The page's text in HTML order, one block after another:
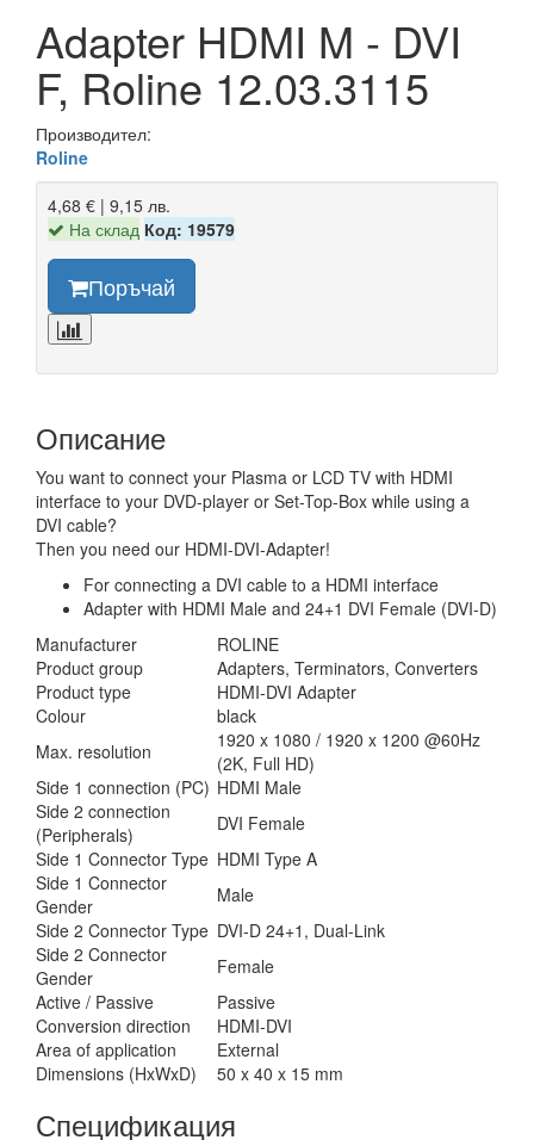
Adapter HDMI M - DVI
F, Roline 12.03.3115
Производител:
Roline
4,68 € | 9,15 лв.
На склад Код: 19579
Поръчай
Описание
You want to connect your Plasma or LCD TV with HDMI
interface to your DVD-player or Set-Top-Box while using a
DVI cable?
Then you need our HDMI-DVI-Adapter!
For connecting a DVI cable to a HDMI interface
Adapter with HDMI Male and 24+1 DVI Female (DVI-D)
Manufacturer
ROLINE
Product group
Adapters, Terminators, Converters
Product type
HDMI-DVI Adapter
Colour
black
Max. resolution
1920 x 1080 / 1920 x 1200 @60Hz
(2K, Full HD)
Side 1 connection (PC) HDMI Male
Side 2 connection
(Peripherals)
DVI Female
Side 1 Connector Type HDMI Type A
Side 1 Connector
Gender
Male
Side 2 Connector Type DVI-D 24+1, Dual-Link
Side 2 Connector
Gender
Female
Active / Passive
Passive
Conversion direction
HDMI-DVI
Area of application
External
Dimensions (HxWxD)
50 x 40 x 15 mm
Спецификация